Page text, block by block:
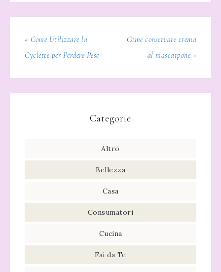
« Come Utilizzare la
Cyclette per Perdere Peso
Come conservare crema
al mascarpone​ »
Categorie
Altro
Bellezza
Casa
Consumatori
Cucina
Fai da Te